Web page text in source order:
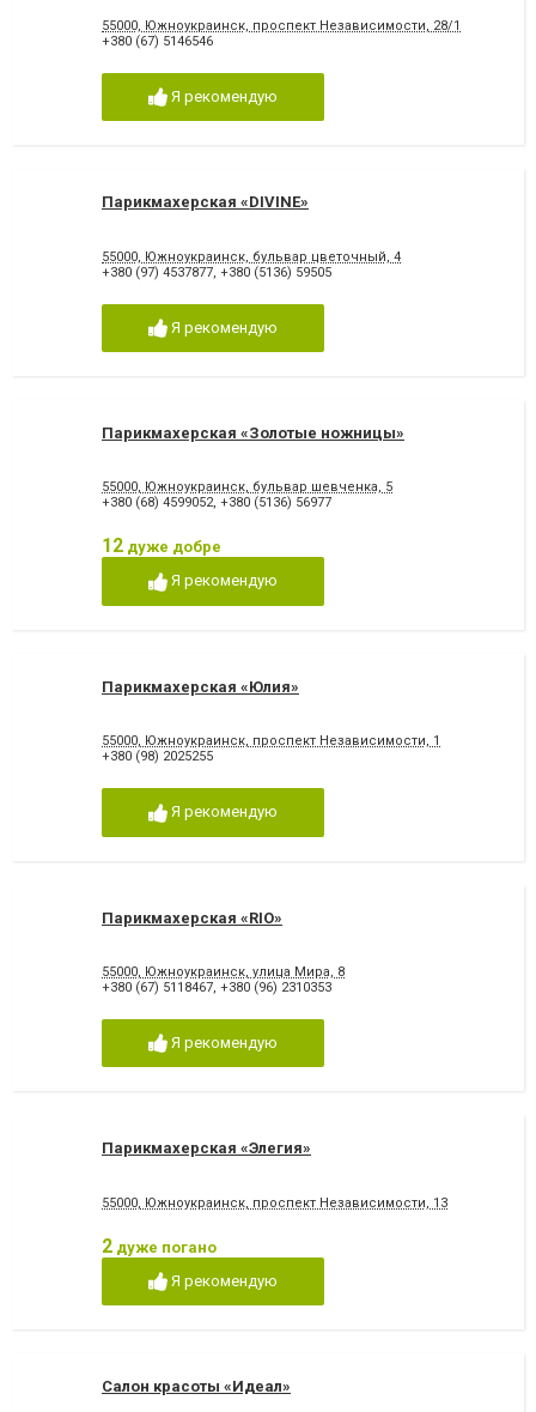
55000, Южноукраинск, проспект Независимости, 28/1
+380 (67) 5146546
Я рекомендую
Парикмахерская «DIVINE»
55000, Южноукраинск, бульвар цветочный, 4
+380 (97) 4537877 +380 (5136) 59505
Я рекомендую
Парикмахерская «Золотые ножницы»
55000, Южноукраинск, бульвар шевченка, 5
+380 (68) 4599052, +380 (5136) 56977
12 дуже добре
Я рекомендую
Парикмахерская «Юлия»
55000, Южноукраинск, проспект Независимости, 1
+380 (98) 2025255
Я рекомендую
Парикмахерская «RIO»
55000, Южноукраинск, улица Мира, 8
+380 (67) 5118467, +380 (96) 2310353
Я рекомендую
Парикмахерская «Элегия»
55000, Южноукраинск, проспект Независимости, 13
2 дуже погано
Я рекомендую
Салон красоты «Идеал»